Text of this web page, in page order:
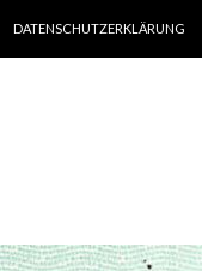
DATENSCHUTZERKLÄRUNG